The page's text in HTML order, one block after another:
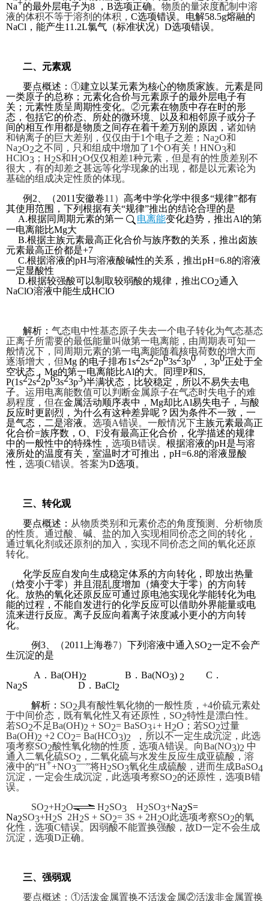
Na+的最外层电子为8 ，B选项正确。 物质的量浓度配制中溶
液的体积不等于溶剂的体积， C选项错误。 电解58.5g熔融的
NaCl，能产生11.2L氯气（标准状况）D选项错误。
二、元素观
要点概述： ①建立以某元素为核心的物质家族。元素是同
一类原子的总称；元素化合价与元素原子的最外层电子有
关；元素性质呈周期性变化。 ②元素在物质中存在时的形
态，包括它的价态、所处的微环境、以及和相邻原子或分子
间的相互作用都是物质之间存在着千差万别的原因， 诸如钠
和钠离子的巨大差别，仅仅由于1个电子之差；Na2O和
Na2O2之不同，只和组成中增加了1个O有关！HNO3和
HClO3 ；H2S和H2O仅仅相差1种元素，但是有的性质差别不
很大，有的却差之甚远等化学现象的出现，都是以元素论为
基础的组成决定性质的体现。
例2、（2011安徽卷11） 高考中学化学中很多“规律”都有
其使用范围，下列根据有关“规律”推出的结论合理的是
A.根据同周期元素的第一
电离能变化趋势，推出Al的第
一电离能比Mg大
B.根据主族元素最高正化合价与族序数的关系，推出卤族
元素最高正价都是+7
C.根据溶液的pH与溶液酸碱性的关系，推出pH=6.8的溶液
一定显酸性
D.根据较强酸可以制取较弱酸的规律，推出CO2通入
NaClO溶液中能生成HClO
解析 ： 气态电中性基态原子失去一个电子转化为气态基态
正离子所需要的最低能量叫做第一电离能，由周期表可知一
般情况下，同周期元素的第一电离能随着核电荷数的增大而
逐渐增大，但Mg 的电子排布1s22s22p63s23p0 ，3p0正处于全
空状态，Mg的第一电离能比Al的大。同理P和S,
P(1s22s22p63s23p3)半满状态，比较稳定，所以不易失去电
子。 运用电离能数值可以判断金属原子在气态时失电子的难
易程度，但在金属活动顺序表中，Mg却比Al易失电子，与酸
反应时更剧烈，为什么有这种差异呢？因为条件不一致，一
是气态，二是溶液。 选项A错误。一般情况下主族元素最高正
化合价=族序数，O、F没有最高正化合价，化学描述的规律
中的一般性中的特殊性， 选项B错误。 根据溶液的pH是与溶
液所处的温度有关，室温时才可推出，pH=6.8的溶液显酸
性， 选项C错误。答案为D选项。
三、转化观
要点概述： 从物质类别和元素价态的角度预测、分析物质
的性质。通过酸、碱、盐的加入实现相同价态之间的转化，
通过氧化剂或还原剂的加入，实现不同价态之间的氧化还原
转化。
化学反应自发向生成稳定体系的方向转化，即放出热量
（焓变小于零）并且混乱度增加（熵变大于零）的方向转
化。放热的氧化还原反应可通过原电池实现化学能转化为电
能的过程，不能自发进行的化学反应可以借助外界能量或电
流来进行反应。离子反应向着离子浓度减小更小的方向转
化。
例3、（2011 上海卷7） 下列溶液中通入SO2一定不会产
生沉淀的是
A．Ba(OH)2 B．Ba(NO3) 2 C ．
Na2S D．BaCl2
解析： SO2具有酸性氧化物的一般性质，+4价硫元素处
于中间价态，既有氧化性又有还原性，SO2特性是漂白性。
若SO2不足Ba(OH)2 + SO2= BaSO3↓+ H2O；若SO2过量
Ba(OH)2 +2 CO2= Ba(HCO3)2 ，所以不一定生成沉淀，此选
项考察SO2酸性氧化物的性质，选项A错误。向Ba(NO3)2 中
通入二氧化硫SO2 ，二氧化硫与水发生反应生成亚硫酸，溶
液中的“H++NO3
—”将H2SO3氧化生成硫酸，进而生成BaSO4
沉淀，一定会生成沉淀，此选项考察SO2的还原性，选项B错
误。
SO2+H2O H2SO3 H2SO3+Na2S=
Na2SO3+H2S 2H2S + SO2= 3S + 2H2O此选项考察SO2的氧
化性，选项C错误。因弱酸不能置换强酸，故D一定不会生成
沉淀，选项D正确。
三、强弱观
要点概述：①活泼金属置换不活泼金属②活泼非金属置换